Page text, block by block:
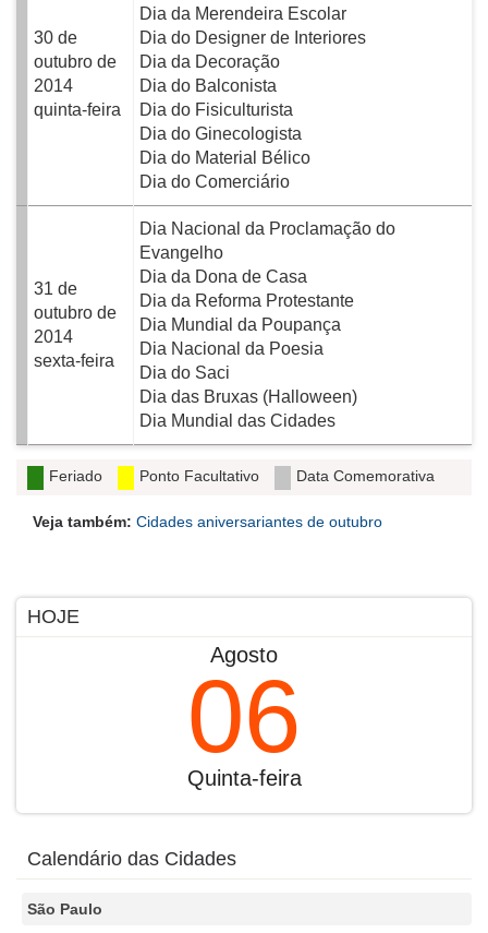
30 de
outubro de
2014
quinta-feira
Dia da Merendeira Escolar
Dia do Designer de Interiores
Dia da Decoração
Dia do Balconista
Dia do Fisiculturista
Dia do Ginecologista
Dia do Material Bélico
Dia do Comerciário
31 de
outubro de
2014
sexta-feira
Dia Nacional da Proclamação do
Evangelho
Dia da Dona de Casa
Dia da Reforma Protestante
Dia Mundial da Poupança
Dia Nacional da Poesia
Dia do Saci
Dia das Bruxas (Halloween)
Dia Mundial das Cidades
Feriado Ponto Facultativo Data Comemorativa
Veja também: Cidades aniversariantes de outubro
HOJE
Agosto
06
Quinta-feira
Calendário das Cidades
São Paulo